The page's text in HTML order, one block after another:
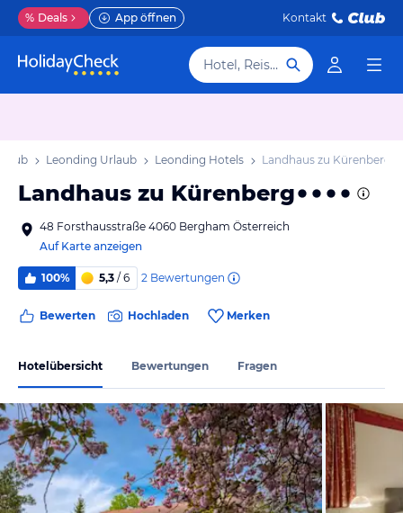
% Deals App öffnen Kontakt
Hotel, Reiseziel
Leonding Urlaub Leonding Hotels Landhaus zu Kürenberg
Landhaus zu Kürenberg
48 Forsthausstraße 4060 Bergham Österreich
Auf Karte anzeigen
100% 5,3 / 6 2 Bewertungen
Bewerten Hochladen Merken
Hotelübersicht Bewertungen Fragen